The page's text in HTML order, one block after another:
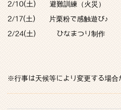
2/10(土) 避難訓練（火災
2/17(土) 片栗粉で感触遊び♪
2/24(土) ひなまつり制
※行事は天候等により変更する場合